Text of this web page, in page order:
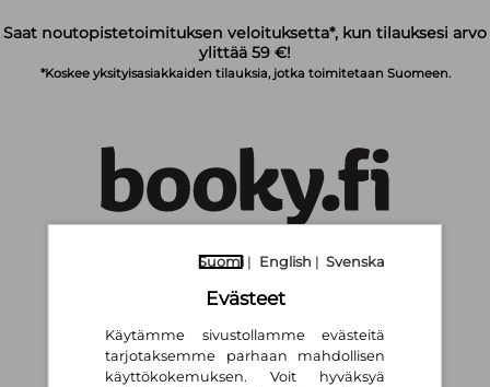
Saat noutopistetoimituksen veloituksetta*, kun tilauksesi arvo
ylittää 59 €!
*Koskee yksityisasiakkaiden tilauksia, jotka toimitetaan Suomeen.
| English | Svenska
Suomi | English | Svenska
Evästeet
Käytämme sivustollamme evästeitä
tarjotaksemme parhaan mahdollisen
käyttökokemuksen. Voit hyväksyä